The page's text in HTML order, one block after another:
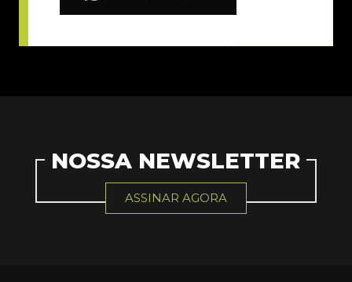
NOSSA NEWSLETTER
ASSINAR AGORA